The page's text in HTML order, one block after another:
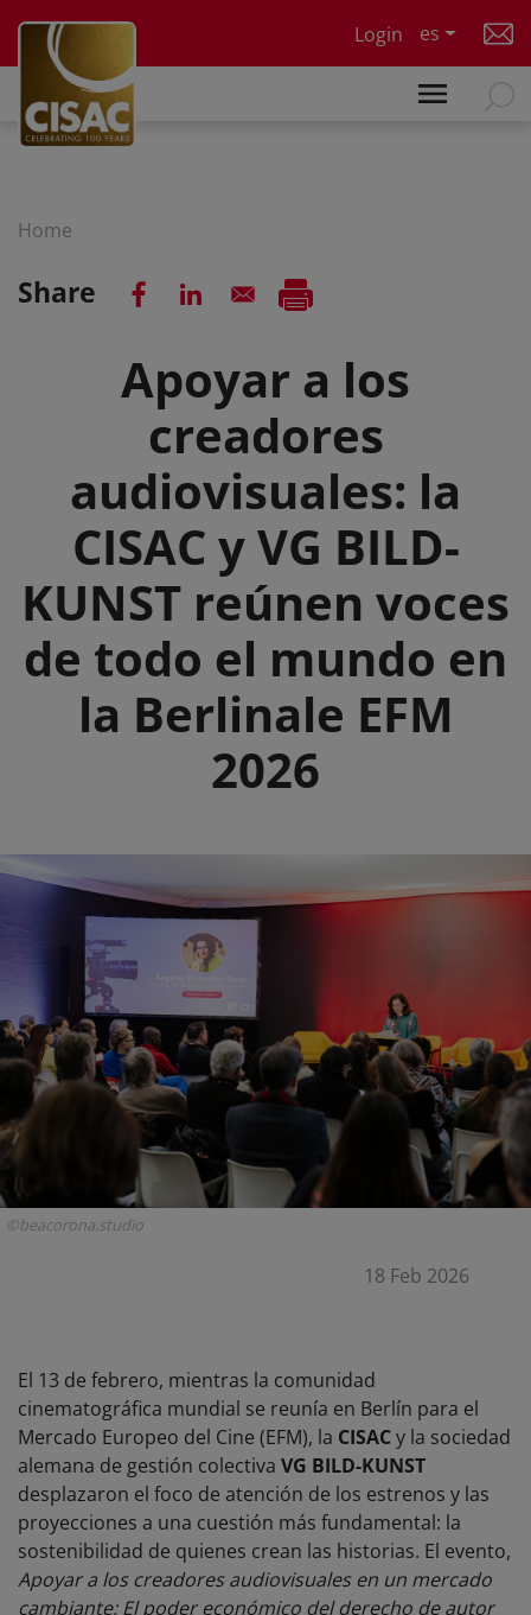
Login
es
Home
Share
Apoyar a los
creadores
audiovisuales: la
CISAC y VG BILD-
KUNST reúnen voces
de todo el mundo en
la Berlinale EFM
2026
©beacorona.studio
18 Feb 2026
El 13 de febrero, mientras la comunidad
cinematográfica mundial se reunía en Berlín para el
Mercado Europeo del Cine (EFM), la CISACy la sociedad
alemana de gestión colectiva VG BILD-KUNST
desplazaron el foco de atención de los estrenos y las
proyecciones a una cuestión más fundamental: la
sostenibilidad de quienes crean las historias. El evento,
Apoyar a los creadores audiovisuales en un mercado
cambiante: El poder económico del derecho de autor